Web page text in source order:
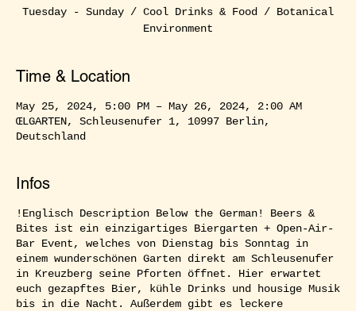
Tuesday - Sunday / Cool Drinks & Food / Botanical
Environment
Time & Location
May 25, 2024, 5:00 PM – May 26, 2024, 2:00 AM
ŒLGARTEN, Schleusenufer 1, 10997 Berlin,
Deutschland
Infos
!Englisch Description Below the German! Beers &
Bites ist ein einzigartiges Biergarten + Open-Air-
Bar Event, welches von Dienstag bis Sonntag in
einem wunderschönen Garten direkt am Schleusenufer
in Kreuzberg seine Pforten öffnet. Hier erwartet
euch gezapftes Bier, kühle Drinks und housige Musik
bis in die Nacht. Außerdem gibt es leckere